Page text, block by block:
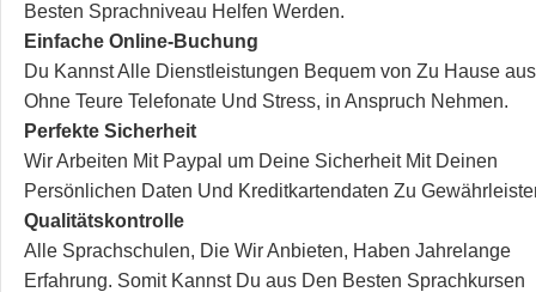
Besten Sprachniveau Helfen Werden.
Einfache Online-Buchung
Du Kannst Alle Dienstleistungen Bequem von Zu Hause
Ohne Teure Telefonate Und Stress, in Anspruch Nehmen.
Perfekte Sicherheit
Wir Arbeiten Mit Paypal um Deine Sicherheit Mit Deinen
Persönlichen Daten Und Kreditkartendaten Zu
Qualitätskontrolle
Alle Sprachschulen, Die Wir Anbieten, Haben Jahrelange
Erfahrung. Somit Kannst Du aus Den Besten Sprachkursen